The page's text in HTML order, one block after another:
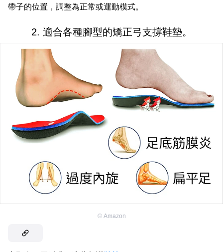
帶子的位置，調整為正常或運動模式。
2. 適合各種腳型的矯正弓支撐鞋墊。
© Amazon